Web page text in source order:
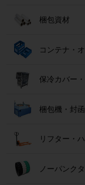
梱包資材
コンテナ・
保冷カバー
梱包機・封
リフター・
ノーパンク